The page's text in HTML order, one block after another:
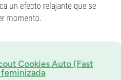
un efecto relajante que se
momento.
Cookies Auto (Fast
feminizada